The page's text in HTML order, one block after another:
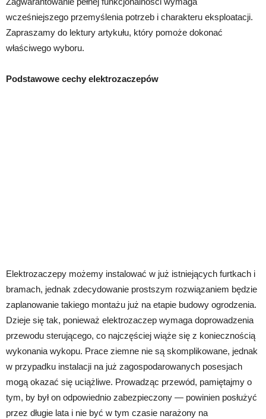
wcześniejszego przemyślenia potrzeb i charakteru eksploatacji.
Zapraszamy do lektury artykułu, który pomoże dokonać
właściwego wyboru.
Podstawowe cechy elektrozaczepów
Elektrozaczepy możemy instalować w już istniejących furtkach i
bramach, jednak zdecydowanie prostszym rozwiązaniem będzie
zaplanowanie takiego montażu już na etapie budowy ogrodzenia.
Dzieje się tak, ponieważ elektrozaczep wymaga doprowadzenia
przewodu sterującego, co najczęściej wiąże się z koniecznością
wykonania wykopu. Prace ziemne nie są skomplikowane, jednak
w przypadku instalacji na już zagospodarowanych posesjach
mogą okazać się uciążliwe. Prowadząc przewód, pamiętajmy o
tym, by był on odpowiednio zabezpieczony — powinien posłużyć
przez długie lata i nie być w tym czasie narażony na